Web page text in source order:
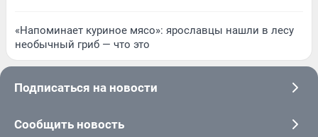
«Напоминает куриное мясо»: ярославцы нашли в лесу
необычный гриб — что это
Подписаться на новости
Сообщить новость